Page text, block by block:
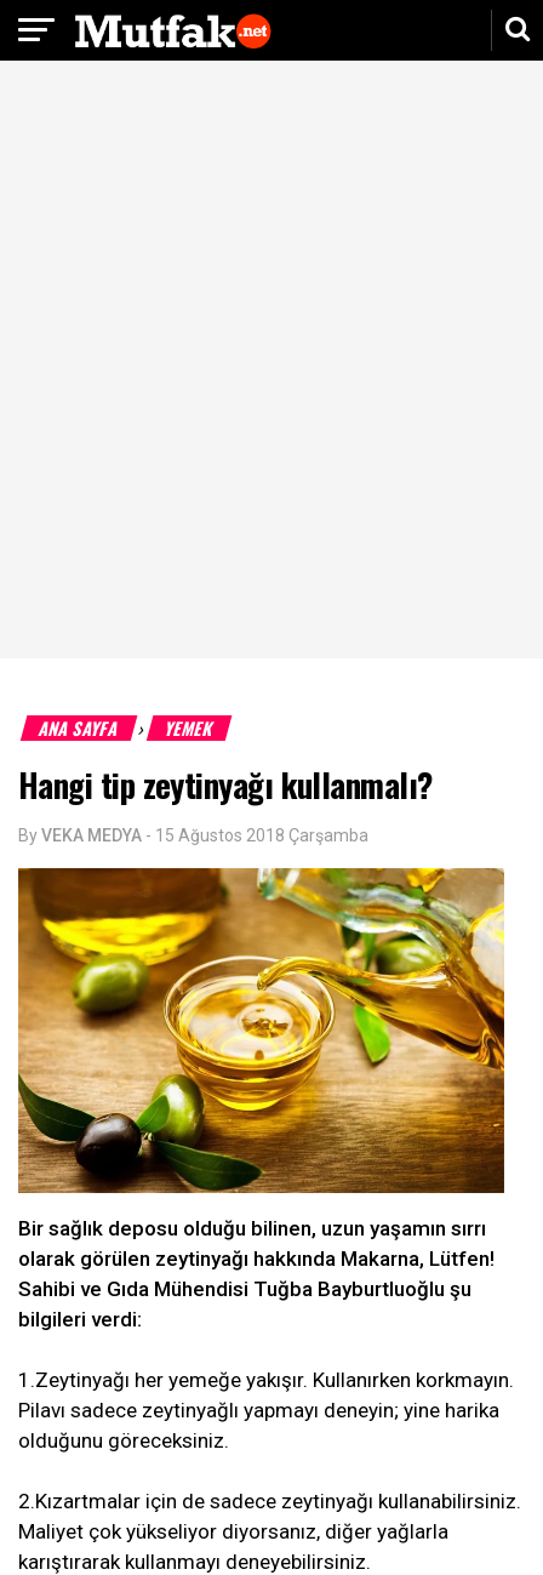
ANA SAYFA › YEMEK
Hangi tip zeytinyağı kullanmalı?
ByVEKA MEDYA - 15 Ağustos 2018 Çarşamba
Bir sağlık deposu olduğu bilinen, uzun yaşamın sırrı
olarak görülen zeytinyağı hakkında Makarna, Lütfen!
Sahibi ve Gıda Mühendisi Tuğba Bayburtluoğlu şu
bilgileri verdi:
1.Zeytinyağı her yemeğe yakışır. Kullanırken korkmayın.
Pilavı sadece zeytinyağlı yapmayı deneyin; yine harika
olduğunu göreceksiniz.
2.Kızartmalar için de sadece zeytinyağı kullanabilirsiniz.
Maliyet çok yükseliyor diyorsanız, diğer yağlarla
karıştırarak kullanmayı deneyebilirsiniz.